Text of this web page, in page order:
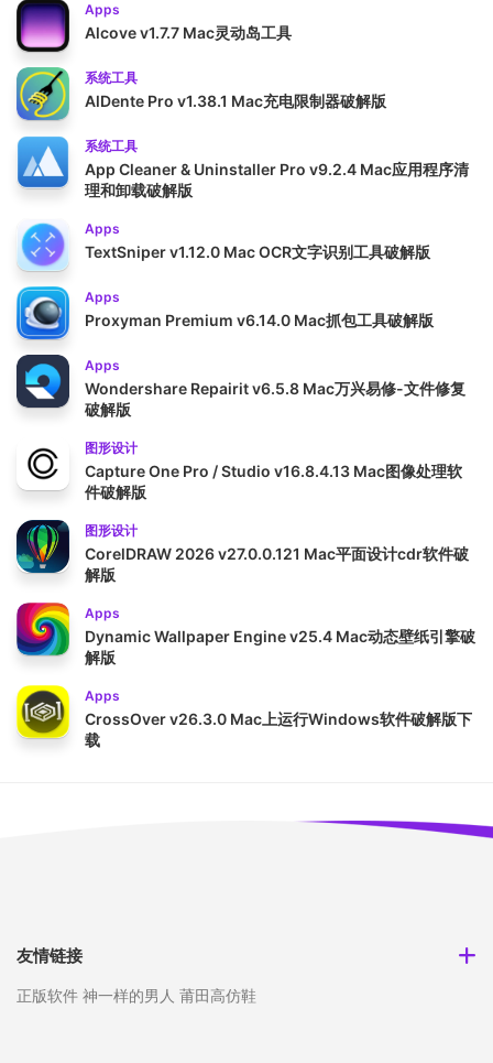
Apps
Alcove v1.7.7 Mac灵动岛工具
系统工具
AlDente Pro v1.38.1 Mac充电限制器破解版
系统工具
App Cleaner & Uninstaller Pro v9.2.4 Mac应用程序清
理和卸载破解版
Apps
TextSniper v1.12.0 Mac OCR文字识别工具破解版
Apps
Proxyman Premium v6.14.0 Mac抓包工具破解版
Apps
Wondershare Repairit v6.5.8 Mac万兴易修-文件修复
破解版
图形设计
Capture One Pro / Studio v16.8.4.13 Mac图像处理软
件破解版
图形设计
CorelDRAW 2026 v27.0.0.121 Mac平面设计cdr软件破
解版
Apps
Dynamic Wallpaper Engine v25.4 Mac动态壁纸引擎破
解版
Apps
CrossOver v26.3.0 Mac上运行Windows软件破解版下
载
友情链接
正版软件 神一样的男人 莆田高仿鞋